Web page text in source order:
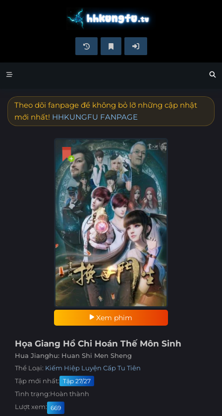
Theo dõi fanpage để không bỏ lỡ những cập nhật
mới nhất! HHKUNGFU FANPAGE
Xem phim
Họa Giang Hồ Chi Hoán Thế Môn Sinh
Hua Jianghu: Huan Shi Men Sheng
Thể Loại: Kiếm Hiệp Luyện CấpTu Tiên
Tập mới nhất: Tập 27/27
Tình trạng:Hoàn thành
Lượt xem: 669